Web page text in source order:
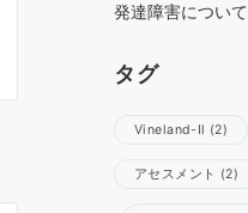
発達障害について
タグ
Vineland-Ⅱ (2)
アセスメント (2)